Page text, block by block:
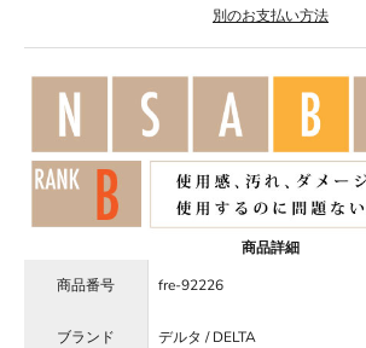
別のお支払い方法
商品詳細
商品番号
fre-92226
ブランド デルタ / DELTA